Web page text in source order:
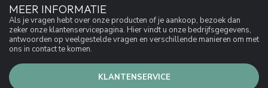
MEER INFORMATIE
Als je vragen hebt over onze producten of je aankoop, bezoek dan
zeker onze klantenservicepagina. Hier vindt u onze bedrijfsgegevens,
antwoorden op veelgestelde vragen en verschillende manieren om met
ons in contact te komen.
KLANTENSERVICE